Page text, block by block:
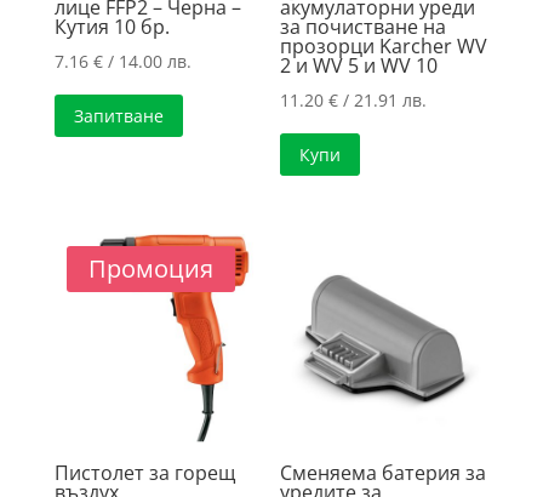
лице FFP2 – Черна –
Кутия 10 бр.
7.16 €/ 14.00 лв.
Запитване
акумулаторни уреди
за почистване на
прозорци Karcher WV
2 и WV 5 и WV 10
11.20€ / 21.91 лв.
Купи
Промоция
Пистолет за горещ Сменяема батерия за